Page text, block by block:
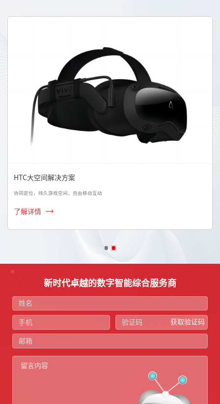
HTC大空间解决方案
协同定位，持久游戏空间，自由移动互动
了解详情
新时代卓越的数字智能综合服务商
获取验证码